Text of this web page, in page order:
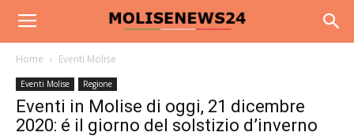
Home Eventi Molise
Eventi Molise Regione
Eventi in Molise di oggi, 21 dicembre
2020: é il giorno del solstizio d’inverno